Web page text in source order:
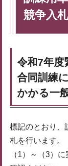
競争入
令和7年度
合同訓練
かかる一
標記のとおり、
札を行います。
（1）～（3）